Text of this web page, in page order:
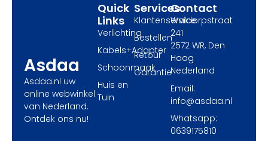
Asdaa
Asdaa.nl uw
online webwinkel
van Nederland.
Ontdek ons nu!
Services
Klantenservice
Bestellen
Retour
Garantie
Quick
Links
Verlichting
Kabels+Adapter
Schoonmaak
Huis en
Tuin
Contact
Waldorpstraat
241
2572 WR, Den
Haag
Nederland
Email:
info@asdaa.nl
Whatsapp:
0639175810